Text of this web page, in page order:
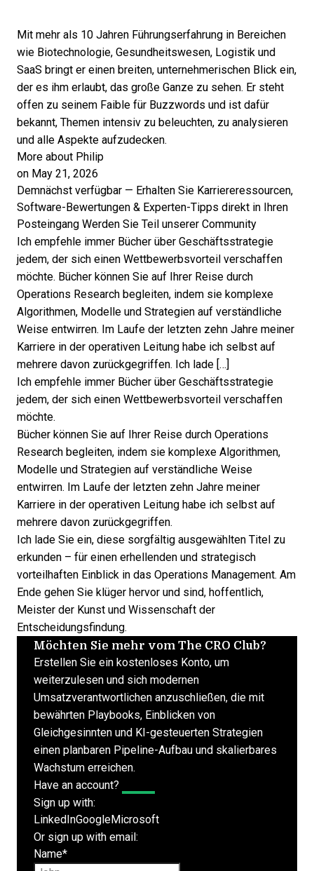
Mit mehr als 10 Jahren Führungserfahrung in Bereichen
wie Biotechnologie, Gesundheitswesen, Logistik und
SaaS bringt er einen breiten, unternehmerischen Blick ein,
der es ihm erlaubt, das große Ganze zu sehen. Er steht
offen zu seinem Faible für Buzzwords und ist dafür
bekannt, Themen intensiv zu beleuchten, zu analysieren
und alle Aspekte aufzudecken.
More about Philip
on May 21, 2026
Demnächst verfügbar — Erhalten Sie Karriereressourcen,
Software-Bewertungen & Experten-Tipps direkt in Ihren
Posteingang Werden Sie Teil unserer Community
Ich empfehle immer Bücher über Geschäftsstrategie
jedem, der sich einen Wettbewerbsvorteil verschaffen
möchte. Bücher können Sie auf Ihrer Reise durch
Operations Research begleiten, indem sie komplexe
Algorithmen, Modelle und Strategien auf verständliche
Weise entwirren. Im Laufe der letzten zehn Jahre meiner
Karriere in der operativen Leitung habe ich selbst auf
mehrere davon zurückgegriffen. Ich lade […]
Ich empfehle immer Bücher über Geschäftsstrategie
jedem, der sich einen Wettbewerbsvorteil verschaffen
möchte.
Bücher können Sie auf Ihrer Reise durch Operations
Research begleiten, indem sie komplexe Algorithmen,
Modelle und Strategien auf verständliche Weise
entwirren. Im Laufe der letzten zehn Jahre meiner
Karriere in der operativen Leitung habe ich selbst auf
mehrere davon zurückgegriffen.
Ich lade Sie ein, diese sorgfältig ausgewählten Titel zu
erkunden – für einen erhellenden und strategisch
vorteilhaften Einblick in das Operations Management. Am
Ende gehen Sie klüger hervor und sind, hoffentlich,
Meister der Kunst und Wissenschaft der
Entscheidungsfindung.
Möchten Sie mehr vom The CRO Club?
Erstellen Sie ein kostenloses Konto, um
weiterzulesen und sich modernen
Umsatzverantwortlichen anzuschließen, die mit
bewährten Playbooks, Einblicken von
Gleichgesinnten und KI-gesteuerten Strategien
einen planbaren Pipeline-Aufbau und skalierbares
Wachstum erreichen.
Have an account?
Sign up with:
LinkedInGoogleMicrosoft
Or sign up with email:
Name*